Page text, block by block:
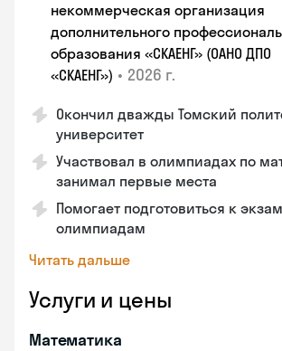
некоммерческая организация
дополнительного
образования «СКАЕНГ» (ОАНО ДПО
«СКАЕНГ») • 2026 г.
Окончил дважды Томский
университет
Участвовал в олимпиадах по
занимал первые места
Помогает подготовиться к
олимпиадам
Читать дальше
Услуги и цены
Математика